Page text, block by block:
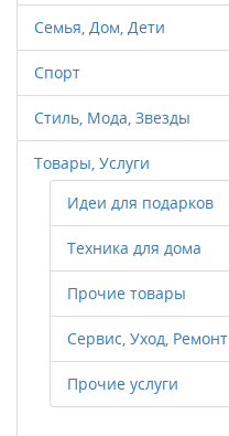
Семья, Дом, Дети
Спорт
Стиль, Мода, Звезды
Товары, Услуги
Идеи для подарков
Техника для дома
Прочие товары
Сервис, Уход, Ремонт
Прочие услуги